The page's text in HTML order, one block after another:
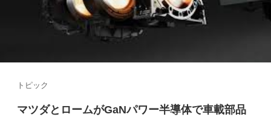
トピック
マツダとロームがGaNパワー半導体で車載部品